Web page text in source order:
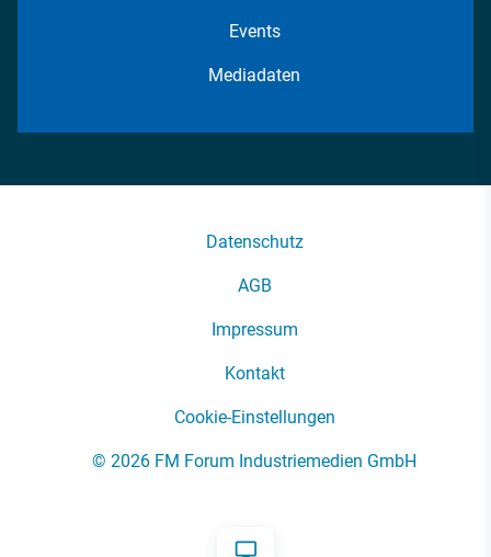
Events
Mediadaten
Datenschutz
AGB
Impressum
Kontakt
Cookie-Einstellungen
© 2026 FM Forum Industriemedien GmbH